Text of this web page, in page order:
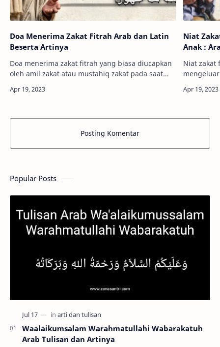
Doa Menerima Zakat Fitrah Arab dan Latin
Beserta Artinya
Doa menerima zakat fitrah yang biasa diucapkan
oleh amil zakat atau mustahiq zakat pada saat
Niat
Anak :
Niat zakat
diakhir
Posting Komentar
Popular Posts
Waalaikumsalam Warahmatullahi Wabarakatuh
Arab Tulisan dan Artinya